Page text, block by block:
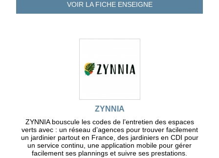
VOIR LA FICHEENSEIGNE
ZYNNIA
ZYNNIA bouscule les codes de l’entretien des espaces
verts avec : un réseau d’agences pour trouver facilement
un jardinier partout en France, des jardiniers en CDI pour
un service continu, une application mobile pour gérer
facilement ses plannings et suivre ses prestations.